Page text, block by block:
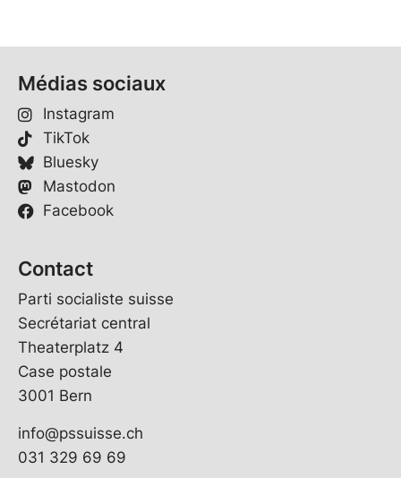
Médias sociaux
Instagram
TikTok
Bluesky
Mastodon
Facebook
Contact
Parti socialiste suisse
Secrétariat central
Theaterplatz 4
Case postale
3001 Bern
info@pssuisse.ch
031 329 69 69